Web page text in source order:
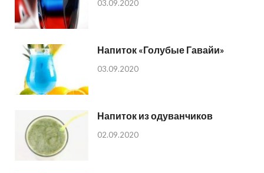
03.09.2020
Напиток «Голубые Гавайи»
03.09.2020
Напиток из одуванчиков
02.09.2020